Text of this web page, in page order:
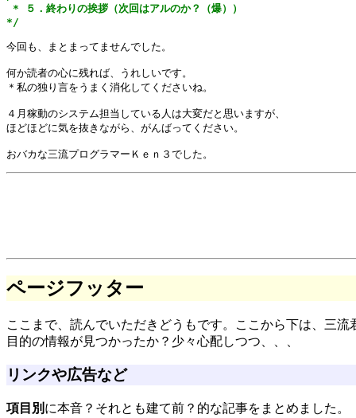
* ５．終わりの挨拶（次回はアルのか？（爆））
*/
今回も、まとまってませんでした。
何か読者の心に残れば、うれしいです。
＊私の独り言をうまく消化してくださいね。
４月稼動のシステム担当している人は大変だと思いますが、
ほどほどに気を抜きながら、がんばってください。
ページフッター
ここまで、読んでいただきどうもです。ここから下は、三
目的の情報が見つかったか？少々心配しつつ、、、
リンクや広告など
項目別 に本音？それとも建て前？的な記事をまとめました。